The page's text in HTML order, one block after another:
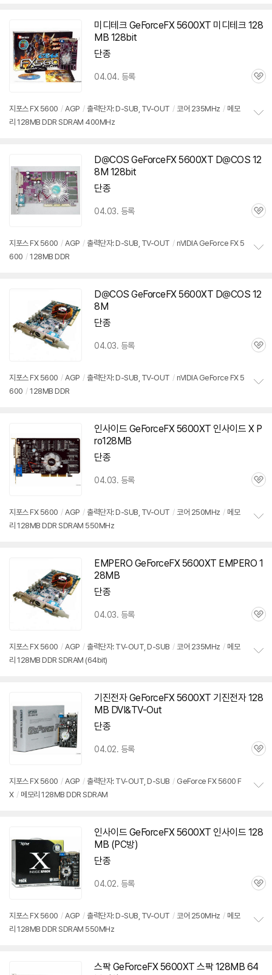
치
미디테크 GeForceFX5600XT 미디테크 128
MB 128bit
단종
04.04. 등록
관
지포스 FX 5600 / AGP / 출력단자: D-SUB, TV-OUT / 코어 235MHz / 메모
리 128MB DDR SDRAM 400MHz
치
D@COS GeForceFX5600XT D@COS 12
8M 128bit
단종
04.03. 등록
관
지포스 FX 5600 / AGP / 출력단자: D-SUB, TV-OUT / nVIDIA GeForce FX 5
600 / 128MB DDR
치
D@COS GeForceFX5600XT D@COS 12
8M
단종
04.03. 등록
관
지포스 FX 5600 / AGP / 출력단자: D-SUB, TV-OUT / nVIDIA GeForce FX 5
600 / 128MB DDR
치
인사이드 GeForceFX5600XT 인사이드 X P
ro128MB
단종
04.03. 등록
관
지포스 FX 5600 / AGP / 출력단자: D-SUB, TV-OUT / 코어 250MHz / 메모
리 128MB DDR SDRAM 550MHz
치
EMPERO GeForceFX5600XT EMPERO 1
28MB
단종
04.03. 등록
관
지포스 FX 5600 / AGP / 출력단자: TV-OUT, D-SUB / 코어 235MHz / 메모
리 128MB DDR SDRAM (64bit)
치
기진전자 GeForceFX5600XT 기진전자 128
MB DVI&TV-Out
단종
04.02. 등록
관
지포스 FX 5600 / AGP / 출력단자: TV-OUT, D-SUB / GeForce FX 5600 F
X / 메모리 128MB DDR SDRAM
치
인사이드 GeForceFX5600XT 인사이드 128
MB (PC방)
단종
04.02. 등록
관
지포스 FX 5600 / AGP / 출력단자: D-SUB, TV-OUT / 코어 250MHz / 메모
리 128MB DDR SDRAM 550MHz
스팍 GeForceFX5600XT 스팍 128MB 64